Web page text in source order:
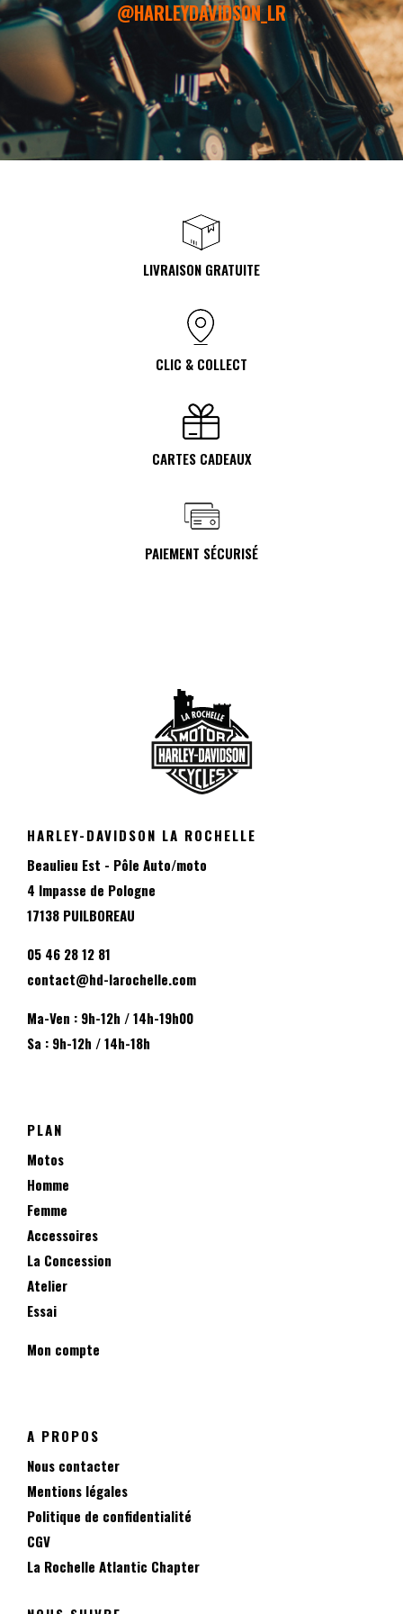
@HARLEYDAVIDSON_LR
LIVRAISON GRATUITE
CLIC & COLLECT
CARTES CADEAUX
PAIEMENT SÉCURISÉ
HARLEY-DAVIDSON LA ROCHELLE
Beaulieu Est - Pôle Auto/moto
4 Impasse de Pologne
17138 PUILBOREAU
05 46 28 12 81
contact@hd-larochelle.com
Ma-Ven : 9h-12h / 14h-19h00
Sa : 9h-12h / 14h-18h
PLAN
Motos
Homme
Femme
Accessoires
La Concession
Atelier
Essai
Mon compte
A PROPOS
Nous contacter
Mentions légales
Politique de confidentialité
CGV
La Rochelle Atlantic Chapter